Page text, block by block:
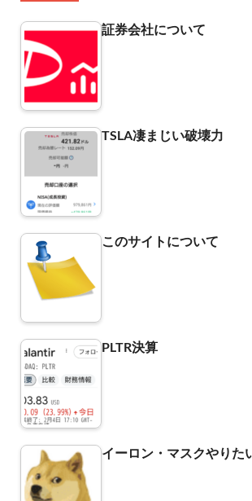
証券会社について
TSLA凄まじい破壊力
このサイトについて
PLTR決算
イーロン・マスクやりた